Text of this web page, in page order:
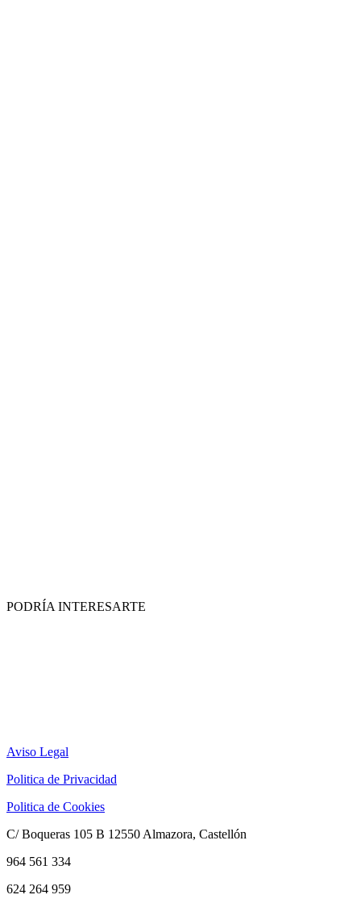
PODRÍA INTERESARTE
Aviso Legal
Politica de Privacidad
Politica de Cookies
C/ Boqueras 105 B 12550 Almazora, Castellón
964 561 334
624 264 959